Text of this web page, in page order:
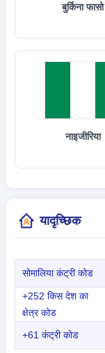
बुर्किना फासो
नाइजीरिया
यादृच्छिक
सोमालिया कंट्री कोड
+252 किस देश का
क्षेत्र कोड
+61 कंट्री कोड